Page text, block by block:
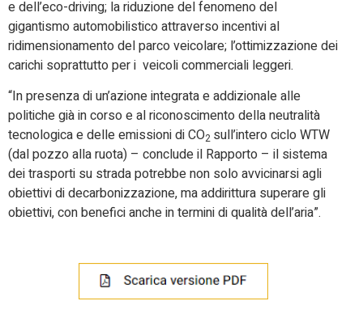
e dell’eco-driving; la riduzione del fenomeno del
gigantismo automobilistico attraverso incentivi al
ridimensionamento del parco veicolare; l’ottimizzazione dei
carichi soprattutto per i veicoli commerciali leggeri.
“In presenza di un’azione integrata e addizionale alle
politiche già in corso e al riconoscimento della neutralità
tecnologica e delle emissioni di CO2 sull’intero ciclo WTW
(dal pozzo alla ruota) – conclude il Rapporto – il sistema
dei trasporti su strada potrebbe non solo avvicinarsi agli
obiettivi di decarbonizzazione, ma addirittura superare gli
obiettivi, con benefici anche in termini di qualità dell’aria”.